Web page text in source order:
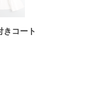
きコート